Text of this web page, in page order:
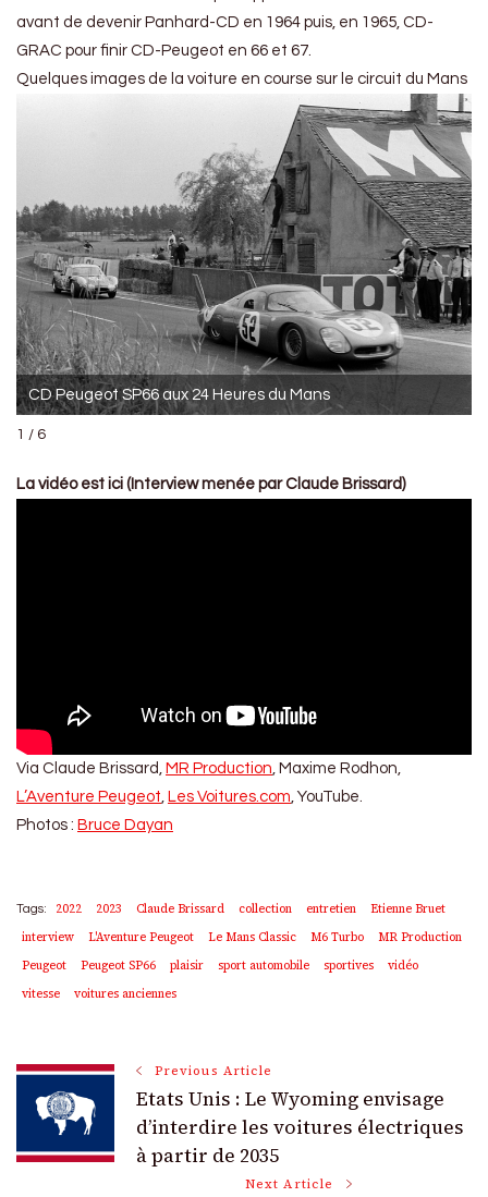
avant de devenir Panhard-CD en 1964 puis, en 1965, CD-
GRAC pour finir CD-Peugeot en 66 et 67.
Quelques images de la voiture en course sur le circuit du Mans
CD Peugeot SP66 aux 24 Heures du Mans
1 / 6
La vidéo est ici (Interview menée par Claude Brissard)
Via Claude Brissard, MR Production , Maxime Rodhon,
L’Aventure Peugeot Les Voitures.com , YouTube.
Photos : Bruce Dayan
Tags: 2022 2023 Claude Brissard collection entretien
Etienne Bruet
interview
L'Aventure Peugeot Le Mans Classic M6 Turbo
MR Production
Peugeot
Peugeot SP66 plaisir sport automobile sportives
vidéo
vitesse
voitures anciennes
Post
Navigation
Previous Article
Etats Unis : Le Wyoming envisage
d’interdire les voitures électriques
à partir de 2035
Next Article